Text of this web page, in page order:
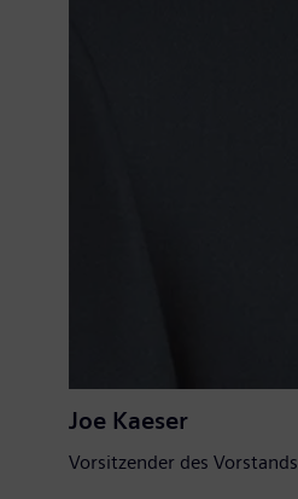
Joe Kaeser
Vorsitzender des Vorstands